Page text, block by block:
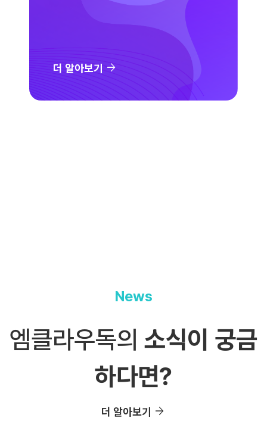
더 알아보기 arrow_forward
News
엠클라우독의 소식이 궁금
하다면?
더 알아보기 arrow_forward